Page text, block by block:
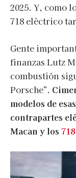
2025. Y, como
718 eléctrico
Gente
finanzas Lutz
combustión
Porsche”.
modelos de
contrapartes
Macan y los